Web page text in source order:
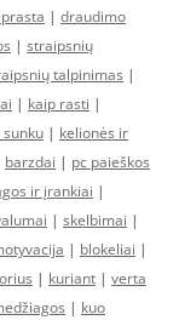
| draudimo
| straipsnių
talpinimas |
| kaip rasti |
| kelionės ir
barzdai | pc paieškos
ir įrankiai |
| skelbimai |
| blokeliai |
| kuriant | verta
| kuo